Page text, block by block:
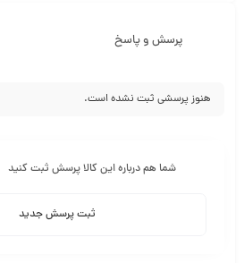
پرسش و پاسخ
هنوز پرسشی ثبت نشده است.
شما هم درباره این کالا پرسش ثبت کنید
ثبت پرسش جدید